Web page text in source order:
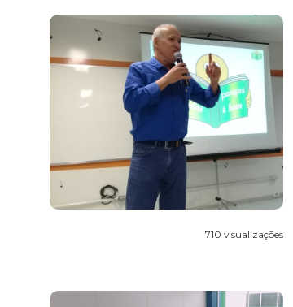
710 visualizações